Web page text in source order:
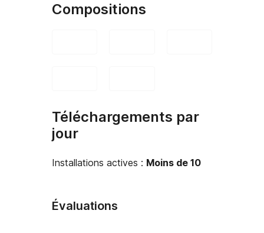
Compositions
Téléchargements par
jour
Installations actives : Moins de 10
Évaluations